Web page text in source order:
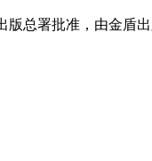
版总署批准，由金